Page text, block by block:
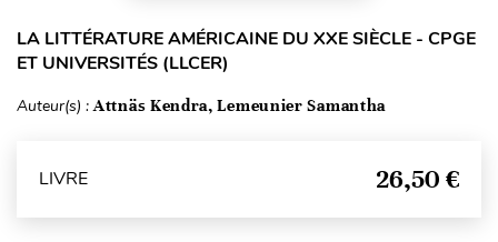
LA LITTÉRATURE AMÉRICAINE DU XXE SIÈCLE - CPGE
ET UNIVERSITÉS (LLCER)
Auteur(s) :Attnäs Kendra, Lemeunier Samantha
LIVRE 26,50 €